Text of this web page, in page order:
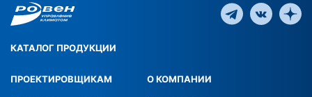
КАТАЛОГ ПРОДУКЦИИ
ПРОЕКТИРОВЩИКАМ О КОМПАНИИ